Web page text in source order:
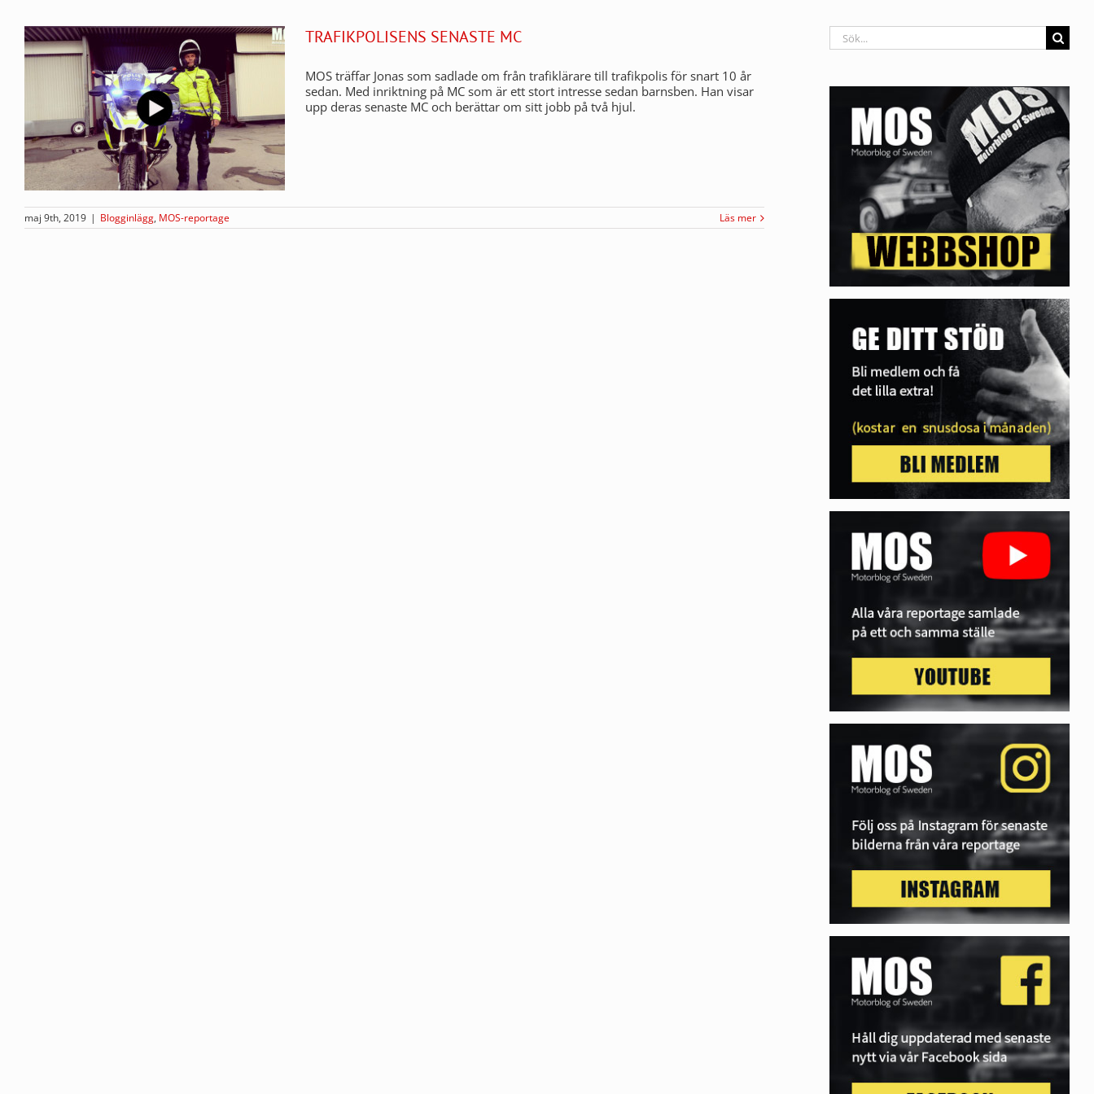
TRAFIKPOLISENS SENASTE MC
MOS träffar Jonas som sadlade om från trafiklärare till trafikpolis för snart 10 år
sedan. Med inriktning på MC som är ett stort intresse sedan barnsben. Han visar
upp deras senaste MC och berättar om sitt jobb på två hjul.
maj 9th, 2019 | Blogginlägg, MOS-reportage Läs mer
Sök
efter: